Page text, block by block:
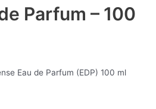
Parfum – 100
Eau de Parfum (EDP) 100 ml